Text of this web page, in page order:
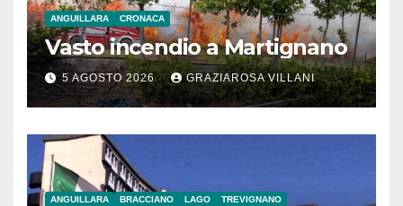
ANGUILLARA CRONACA
Vasto incendio a Martignano
5 AGOSTO 2026 GRAZIAROSA VILLANI
ANGUILLARA BRACCIANO LAGO TREVIGNANO